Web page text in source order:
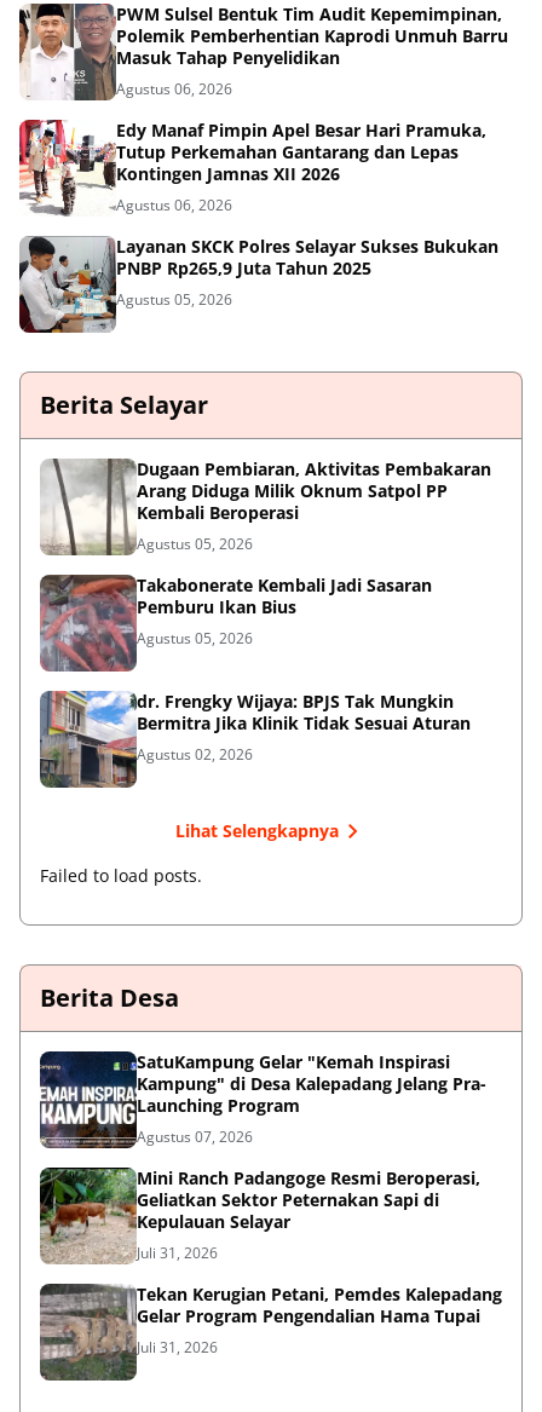
PWM Sulsel Bentuk Tim Audit Kepemimpinan,
Polemik Pemberhentian Kaprodi Unmuh Barru
Masuk Tahap Penyelidikan
Agustus 06, 2026
Edy Manaf Pimpin Apel Besar Hari Pramuka,
Tutup Perkemahan Gantarang dan Lepas
Kontingen Jamnas XII 2026
Agustus 06, 2026
Layanan SKCK Polres Selayar Sukses Bukukan
PNBP Rp265,9 Juta Tahun 2025
Agustus 05, 2026
Berita Selayar
Dugaan Pembiaran, Aktivitas Pembakaran
Arang Diduga Milik Oknum Satpol PP
Kembali Beroperasi
Agustus 05, 2026
Takabonerate Kembali Jadi Sasaran
Pemburu Ikan Bius
Agustus 05, 2026
dr. Frengky Wijaya: BPJS Tak Mungkin
Bermitra Jika Klinik Tidak Sesuai Aturan
Agustus 02, 2026
Lihat Selengkapnya
Failed to load posts.
Berita Desa
SatuKampung Gelar "Kemah Inspirasi
Kampung" di Desa Kalepadang Jelang Pra-
Launching Program
Agustus 07, 2026
‎Mini Ranch Padangoge Resmi Beroperasi,
Geliatkan Sektor Peternakan Sapi di
Kepulauan Selayar ‎
Juli 31, 2026
Tekan Kerugian Petani, Pemdes Kalepadang
Gelar Program Pengendalian Hama Tupai
Juli 31, 2026